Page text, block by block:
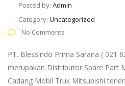
Posted by: Admin
Category: Uncategorized
No Comments
PT. Blessindo Prima Sarana ( 021
merupakan Distributor Spare Part
Cadang Mobil Truk Mitsubishi